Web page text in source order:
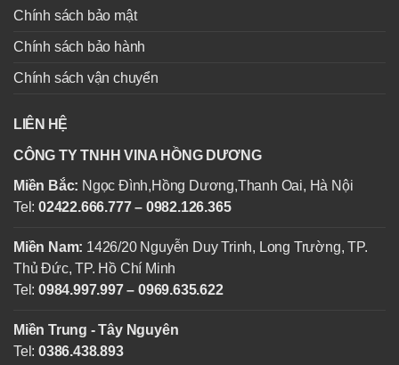
Chính sách bảo mật
Chính sách bảo hành
Chính sách vận chuyển
LIÊN HỆ
CÔNG TY TNHH VINA HỒNG DƯƠNG
Miền Bắc: Ngọc Đình,Hồng Dương,Thanh Oai, Hà Nội
Tel: 02422.666.777 – 0982.126.365
Miền Nam: 1426/20 Nguyễn Duy Trinh, Long Trường, TP.
Thủ Đức, TP. Hồ Chí Minh
Tel: 0984.997.997 – 0969.635.622
Miền Trung - Tây Nguyên
Tel: 0386.438.893